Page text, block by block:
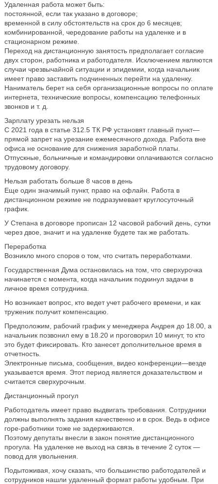
Удаленная работа может быть:
постоянной, если так указано в договоре;
временной в силу обстоятельств на срок до 6 месяцев;
комбинированной, чередование работы на удаленке и в
стационарном режиме.
Переход на дистанционную занятость предполагает согласие
двух сторон, работника и работодателя. Исключением являются
случаи чрезвычайной ситуации и эпидемии, когда начальник
имеет право заставить подчиненных перейти на удаленку.
Наниматель берет на себя организационные вопросы по оплате
интернета, технические вопросы, компенсацию телефонных
звонков и т. д.
Зарплату урезать нельзя
С 2021 года в статье 312.5 ТК РФ установят главный пункт—
прямой запрет на урезание ежемесячного дохода. Работа вне
офиса не основание для снижения заработной платы.
Отпускные, больничные и командировки оплачиваются согласно
трудовому договору.
Нельзя работать больше 8 часов в день
Еще один значимый пункт, право на офлайн. Работа в
дистанционном режиме не подразумевает круглосуточный
график.
У Степана в договоре прописан 12 часовой рабочий день, сутки
через двое, значит и на удаленке будете так же работать.
Переработка
Возникло много споров о том, что считать переработками.
Государственная Дума остановилась на том, что сверхурочка
начинается с момента, когда начальник подкинул задачи в
личное время сотрудника.
Но возникает вопрос, кто ведет учет рабочего времени, и как
труженик получит компенсацию.
Предположим, рабочий график у менеджера Андрея до 18.00, а
начальник позвонил ему в 18.20 и проговорил 10 минут, то кто
это будет фиксировать. Кто занесет дополнительное время в
отчетность.
Электронные письма, сообщения, видео конференции—везде
указывается время. Этот период является доказательством и
считается сверхурочным.
Дистанционный прогул
Работодатель имеет право выдвигать требования. Сотрудники
должны выполнять задания качественно и в срок. Ведь в офисе
горе-работники тоже не задерживаются.
Поэтому депутаты внесли в закон понятие дистанционного
прогула. На удаленке не выход на связь в течение 2 суток —
повод для увольнения.
Подытоживая, хочу сказать, что большинство работодателей и
сотрудников нашли удаленный формат работы удобным. При